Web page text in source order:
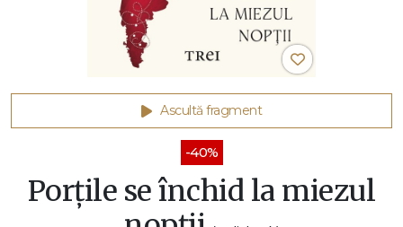
Ascultă fragment
-40%
Porțile se închid la miezul